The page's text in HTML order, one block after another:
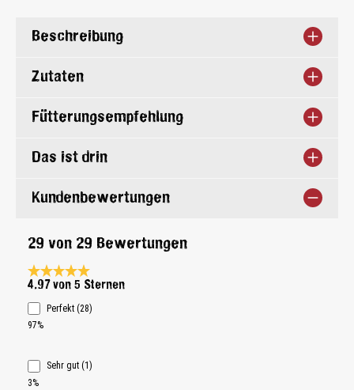
Beschreibung
Zutaten
Fütterungsempfehlung
Das ist drin
Kundenbewertungen
29 von 29 Bewertungen
Durchschnittliche Bewertung 4.9 von 5 Sternen
4.97 von 5 Sternen
Perfekt (28)
97%
Sehr gut (1)
3%